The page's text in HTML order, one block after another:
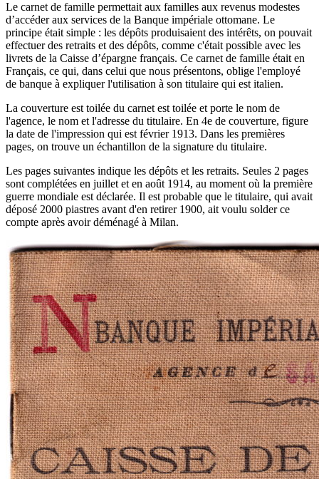
Le carnet de famille permettait aux familles aux revenus modestes
d’accéder aux services de la Banque impériale ottomane. Le
principe était simple : les dépôts produisaient des intérêts, on pouvait
effectuer des retraits et des dépôts, comme c'était possible avec les
livrets de la Caisse d’épargne français. Ce carnet de famille était en
Français, ce qui, dans celui que nous présentons, oblige l'employé
de banque à expliquer l'utilisation à son titulaire qui est italien.
La couverture est toilée du carnet est toilée et porte le nom de
l'agence, le nom et l'adresse du titulaire. En 4e de couverture, figure
la date de l'impression qui est février 1913. Dans les premières
pages, on trouve un échantillon de la signature du titulaire.
Les pages suivantes indique les dépôts et les retraits. Seules 2 pages
sont complétées en juillet et en août 1914, au moment où la première
guerre mondiale est déclarée. Il est probable que le titulaire, qui avait
déposé 2000 piastres avant d'en retirer 1900, ait voulu solder ce
compte après avoir déménagé à Milan.